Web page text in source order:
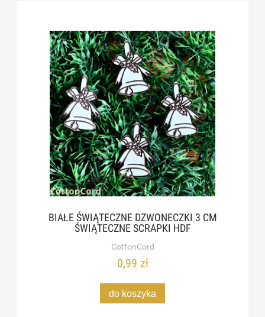
BIAŁE ŚWIĄTECZNE DZWONECZKI 3 CM
ŚWIĄTECZNE SCRAPKI HDF
CottonCord
0,99 zł
do koszyka